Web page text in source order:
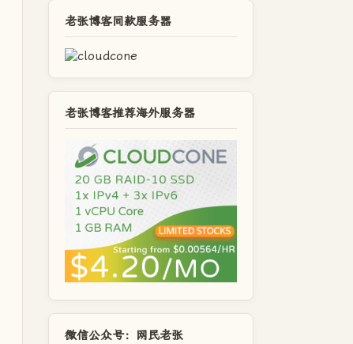
老张博客同款服务器
老张博客推荐海外服务器
微信公众号：网民老张